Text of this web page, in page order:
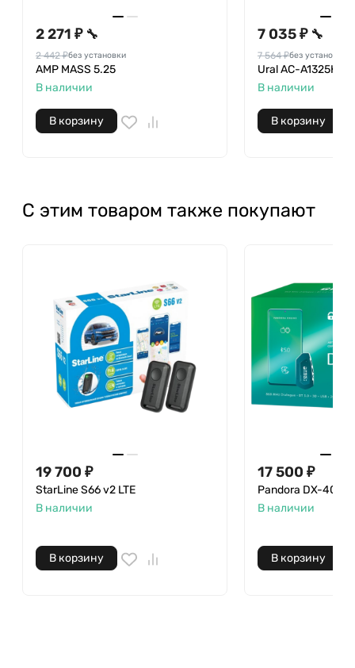
2 271 ₽ 🔧
2 442 ₽без установки
AMP MASS 5.25
В наличии
В корзину
7 035 ₽ 🔧
7 564 ₽без установки
Ural AC-A1325K
В наличии
В корзину
С этим товаром также покупают
19 700 ₽
StarLine S66 v2 LTE
В наличии
В корзину
17 500 ₽
Pandora DX-40 BT
В наличии
В корзину